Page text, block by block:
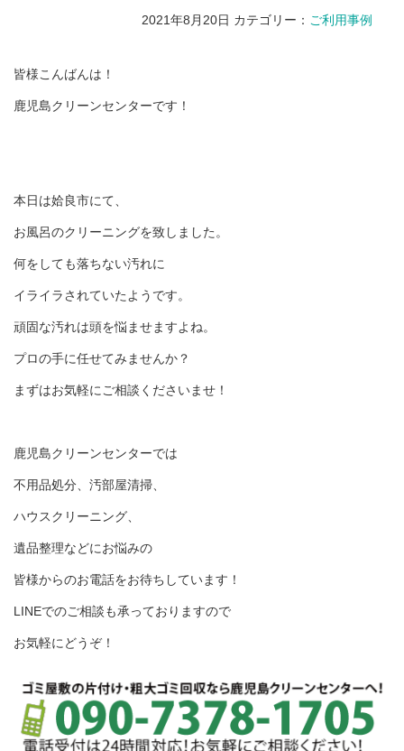
2021年8月20日 カテゴリー： ご利用事例
皆様こんばんは！
鹿児島クリーンセンターです！
本日は姶良市にて、
お風呂のクリーニングを致しました。
何をしても落ちない汚れに
イライラされていたようです。
頑固な汚れは頭を悩ませますよね。
プロの手に任せてみませんか？
まずはお気軽にご相談くださいませ！
鹿児島クリーンセンターでは
不用品処分、汚部屋清掃、
ハウスクリーニング、
遺品整理などにお悩みの
皆様からのお電話をお待ちしています！
LINEでのご相談も承っておりますので
お気軽にどうぞ！